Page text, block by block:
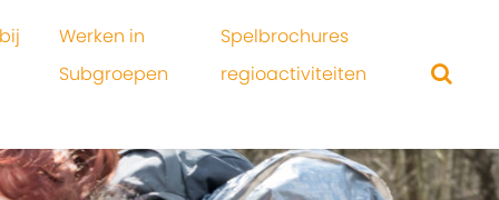
Werken in
Subgroepen
Spelbrochures
regioactiviteiten